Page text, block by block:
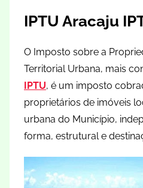
IPTU Aracaju
O Imposto sobre a
Territorial Urbana, mais
IPTU, é um imposto
proprietários de imóveis
urbana do Município,
forma, estrutural e